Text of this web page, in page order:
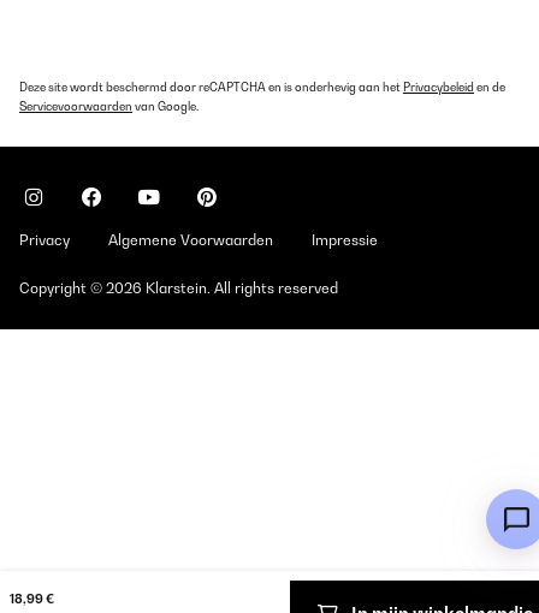
18,99 €
Deze site wordt beschermd door reCAPTCHA en is onderhevig aan het Privacybeleid en de
Servicevoorwaarden van Google.
Privacy Algemene Voorwaarden Impressie
Copyright © 2026 Klarstein. All rights reserved